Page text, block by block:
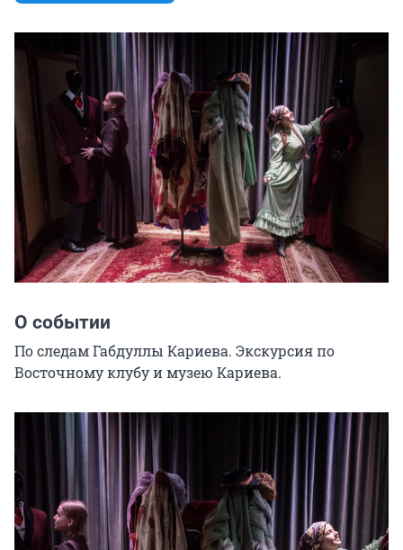
О событии
По следам Габдуллы Кариева. Экскурсия по
Восточному клубу и музею Кариева.